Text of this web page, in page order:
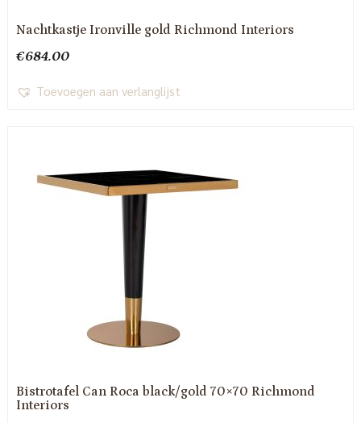
Nachtkastje Ironville gold Richmond Interiors
€684.00
Toevoegen aan verlanglijst
Bistrotafel Can Roca black/gold 70×70 Richmond
Interiors